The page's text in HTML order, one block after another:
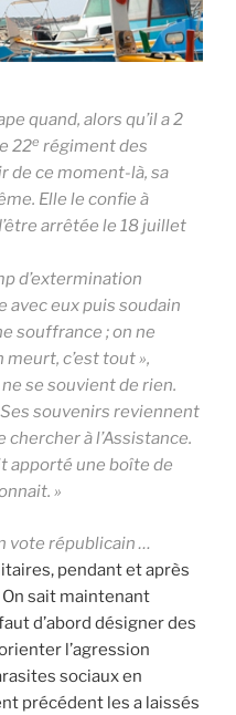
quand, alors qu’il a 2
22e régiment des
de ce moment-là, sa
Elle le confie à
arrêtée le 18 juillet
d’extermination
avec eux puis soudain
souffrance ; on ne
c’est tout »,
se souvient de rien.
souvenirs reviennent
à l’Assistance.
apporté une boîte de
»
vote républicain …
pendant et après
sait maintenant
d’abord désigner des
l’agression
sociaux en
précédent les a laissés